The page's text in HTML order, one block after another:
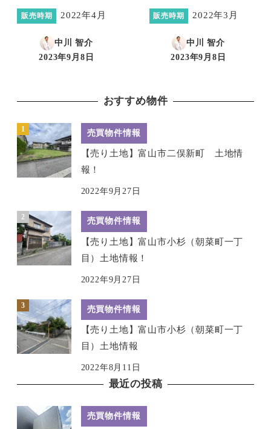
販売時期 2022年4月
中川 智介
投稿日
2023年9月8日
販売時期 2022年3月
中川 智介
投稿日
2023年9月8日
おすすめ物件
売買物件情報
【売り土地】富山市二俣新町 土地情
報！
2022年9月27日
売買物件情報
【売り土地】富山市小杉（朝菜町一丁
目）土地情報！
2022年9月27日
売買物件情報
【売り土地】富山市小杉（朝菜町一丁
目）土地情報
2022年8月11日
最近の投稿
売買物件情報